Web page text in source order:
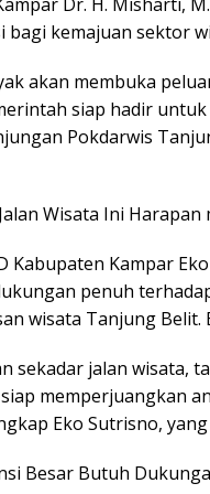
bagi kemajuan sektor
akan membuka
siap hadir
Pokdarwis
Wisata Ini Harapan
Kabupaten Kampar
penuh
wisata Tanjung Belit.
sekadar jalan wisata,
siap memperjuangkan
Eko Sutrisno,
Besar Butuh